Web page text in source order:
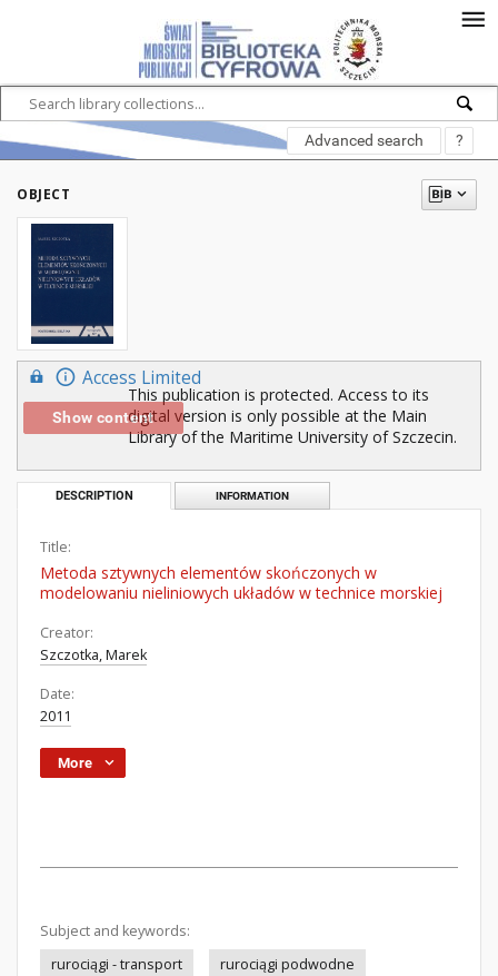
Advanced search ?
OBJECT
Access Limited
Show content
This publication is protected. Access to its
digital version is only possible at the Main
Library of the Maritime University of Szczecin.
DESCRIPTION INFORMATION
Title:
Metoda sztywnych elementów skończonych w
modelowaniu nieliniowych układów w technice morskiej
Creator:
Szczotka, Marek
Date:
2011
More
Subject and keywords:
rurociągi - transport
rurociągi podwodne